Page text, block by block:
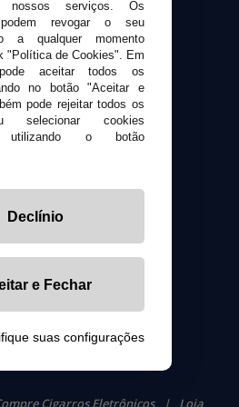
Sobre nós
DIY Alquimia
Contato
ao cliente
e devoluções
de pagamento
e privacidade
Condições de Uso
de cookies
Cigarros Eletrônicos | Loja
nossos serviços. Os
podem revogar o seu
a qualquer momento
"Política de Cookies". Em
aceitar todos os
no botão "Aceitar e
pode rejeitar todos os
selecionar cookies
utilizando o botão
Declínio
e Fechar
suas configurações